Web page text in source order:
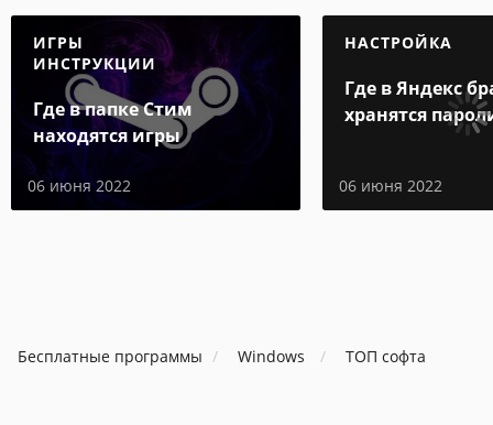
ИГРЫ
ИНСТРУКЦИИ
Где в папке Стим
находятся игры
06 июня 2022
НАСТРОЙКА
Где в Яндекс
хранятся
06 июня 2022
Бесплатные программы Windows ТОП софта